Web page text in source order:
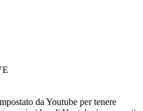
da Youtube per tenere